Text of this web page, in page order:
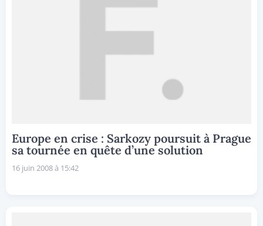
Europe en crise : Sarkozy poursuit à Prague
sa tournée en quête d’une solution
16 juin 2008 à 15:42